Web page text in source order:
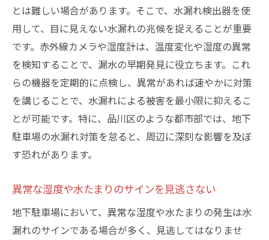
とは難しい場合があります。そこで、水漏れ検出器を使
用して、目に見えない水漏れの兆候を捉えることが重要
です。赤外線カメラや湿度計は、温度変化や湿度の異常
を検知することで、漏水の早期発見に役立ちます。これ
らの機器を定期的に点検し、異常があれば速やかに対策
を講じることで、水漏れによる被害を最小限に抑えるこ
とが可能です。特に、品川区のような都市部では、地下
駐車場の水漏れ対策を怠ると、周辺に深刻な影響を及ぼ
す恐れがあります。
異常な湿度や水たまりのサインを見逃さない
地下駐車場において、異常な湿度や水たまりの発生は水
漏れのサインである場合が多く、見逃してはなりませ